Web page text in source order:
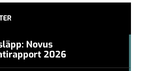
Novus
2026